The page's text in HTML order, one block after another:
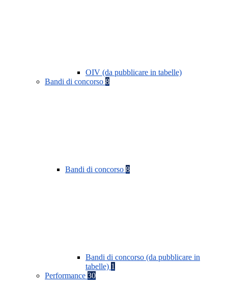
OIV (da pubblicare in tabelle)
Bandi di concorso 8
Bandi di concorso 8
Bandi di concorso (da pubblicare in
tabelle) 1
Performance 30